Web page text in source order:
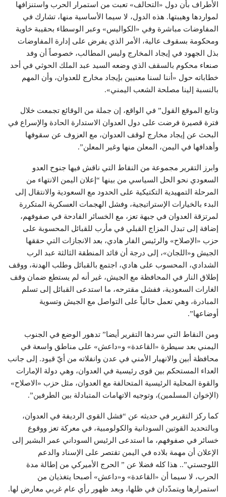
الأطراف بأن دول «التحالف» تعبت من استمرار الحرب واستنزافها
لمواردها وهيبتها. هذه الدول، لا سيما الأساسية منها، تشارك في
المفاوضات مباشرة وفي «الكواليس» وعبر الوسطاء بحقيبة خاوية
ومحكومة بسقوف عالية، الأمر الذي يفرض على إدارة المفاوضات
بذل الجهود في إيجاد المخارج وليس المطالب، خصوصاً أن وفد
صنعاء محكوم بالسقف الذي وضعه السيد عبد الملك الحوثي في أحد
خطاباته حول «أننا لسنا معنيين بإيجاد مخارج للعدوان، وأن المهم
بالنسبة إلينا مصلحة الشعب اليمني».
وتابع الموقع القول” في الواقع، إن جملة من الوقائع تجمعت خلال
فترة قصيرة فرضت على دول العدوان الاستدارة الحادة والإسراع في
البحث عن إيجاد مخارج لوقف العدوان، مع العزوف عن سقوفها
وأهدافها في اليمن، المعلن منها وغير المعلن”.
وابرز التقرير مجموعة من النقاط التي ناقش فيها جنوح العدو
السعودي نحو الحل السياسي من بينها “إعلان اليمن الانتهاء من
المرحلة التمهيدية التكتيكية على الحدود مع السعودية والانتقال إلى
البدء بالخيارات الإستراتيجية، وفشل الهجمات العسكرية المتكررة
لمرتزقة العدوان في جبهة تعز، مع الخسائر الفادحة في صفوفهم،
إضافة إلى تبدل المزاج القبلي في مأرب للقبائل المحسوبة على
حزب «الإصلاح» والرئيس الفار هادي، بعد الانجازات التي حققها
الجيش و«اللجان»، إلى درجة أن قائد المنطقة الثالثة عبد الرب
الشدادي، المحسوب على هادي، اجتمع بالقبائل وطلب الهدنة، ووقف
إطلاق النار في المحافظة مع الجيش، غير أنه لم يستطع ضمان وقف
الغارات السعودية، ففشل مقترحه، ما استدعى القبائل إلى تسلم
المبادرة، وهي تعمل حالياً على التواصل مع الجيش وتسوية
أوضاعها”.
ومن النقاط التي سردها التقرير أيضا” تدهور الوضع في الجنوب
اليمني بعد سيطرة «القاعدة» و«داعش» على مناطق واسعة في
محافظة أبين والانهيار الأمني في عدن وانفلاته من أيّ قيود. إلى جانب
العداء المستحكم بين قوى رئيسية في العدوان، وهي دولة الإمارات
والقوة المحلية الرئيسية المتحالفة مع العدوان، مثل حزب «الاصلاح»
(الإخوان المسلمين)، وتوجيه الاتهامات المتبادلة بين الطرفين”.
كما ركز التقرير في حديثه عن “فشل القوى الرديفة في العدوان،
وبالتحديد القوتين السودانية والكولومبية، في معركة تعز ووقوع
خسائر في صفوفهم، ما استدعى الرئيس السوداني عمر البشير إلى
الإعلان أن مهمة بلاده في اليمن تقتصر على الإسناد والدعم
اللوجستي”.. هذا كله فضلا عن ” الحرج الأميركي من إطالة مدة
الحرب، لا سيما أن «القاعدة» و«داعش» أصبحا يتغذيان من
استمرارها ويتمدّدان في ظلها، وبعد ظهور رأي عام غربي معارض لها.